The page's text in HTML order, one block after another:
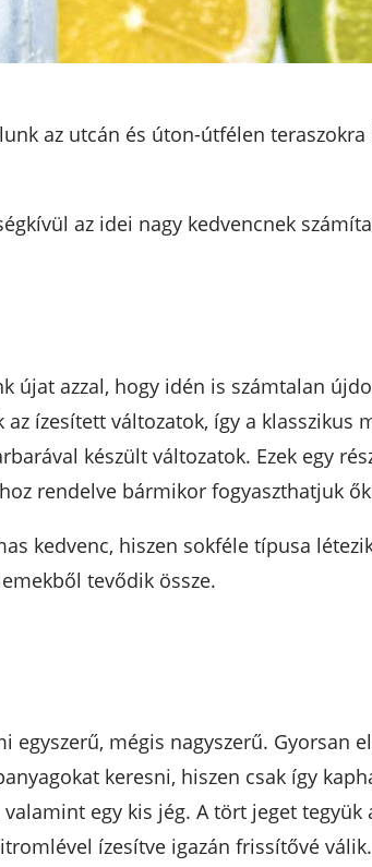
az utcán és úton-útfélen
az idei nagy kedvencnek
újat azzal, hogy idén is számtalan
ízesített változatok, így a klasszikus
készült változatok. Ezek egy
rendelve bármikor fogyaszthatjuk
kedvenc, hiszen sokféle típusa
tevődik össze.
mégis nagyszerű. Gyorsan
keresni, hiszen csak így
egy kis jég. A tört jeget
ízesítve igazán frissítővé válik.